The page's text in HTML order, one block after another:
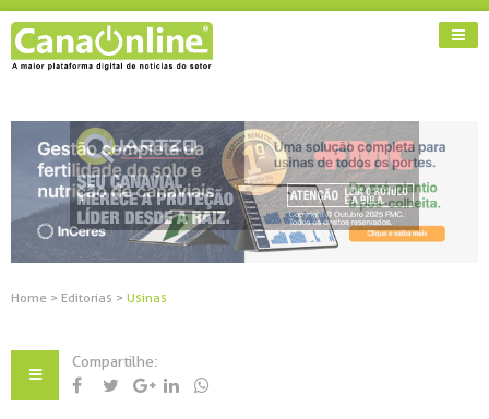
Home > Editorias > Usinas
Compartilhe: